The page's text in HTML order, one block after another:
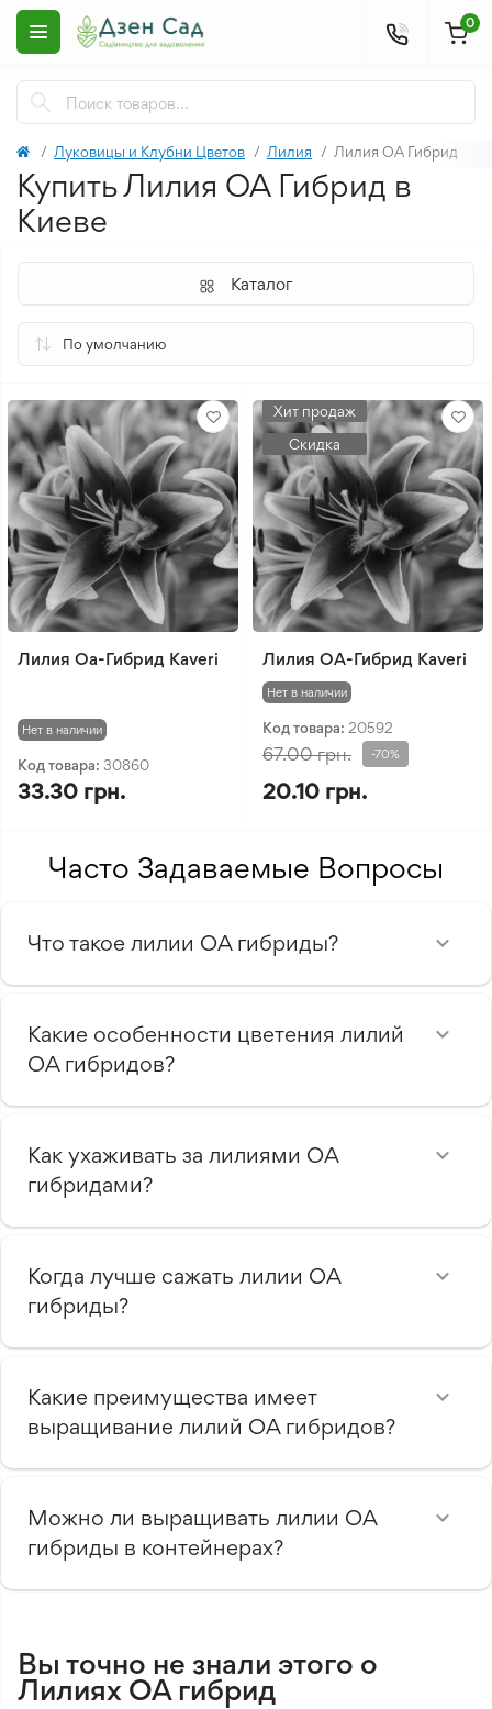
0
Луковицы и Клубни Цветов Лилия Лилия ОА Гибрид
Купить Лилия ОА Гибрид в
Киеве
Каталог
Лилия Oa-Гибрид Kaveri
Нет в наличии
Код товара: 30860
33.30 грн.
Хит продаж
Скидка
Лилия OА-Гибрид Kaveri
Нет в наличии
Код товара: 20592
67.00 грн. -70%
20.10 грн.
Часто Задаваемые Вопросы
Что такое лилии ОА гибриды?
Какие особенности цветения лилий
ОА гибридов?
Как ухаживать за лилиями ОА
гибридами?
Когда лучше сажать лилии ОА
гибриды?
Какие преимущества имеет
выращивание лилий ОА гибридов?
Можно ли выращивать лилии ОА
гибриды в контейнерах?
Вы точно не знали этого о
Лилиях ОА гибрид